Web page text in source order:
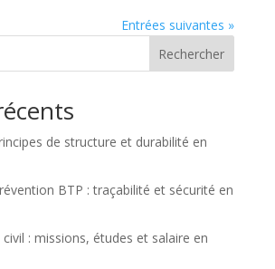
Entrées suivantes »
Rechercher
de structure et durabilité en
BTP : traçabilité et sécurité en
: missions, études et salaire en